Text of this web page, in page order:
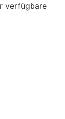
verfügbare